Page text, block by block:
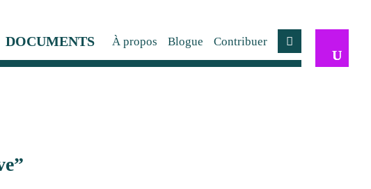
DOCUMENTS À propos Blogue Contribuer Compte